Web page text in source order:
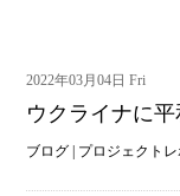
2022年03月04日 Fri
ウクライナに平
ブログ プロジェクトレ